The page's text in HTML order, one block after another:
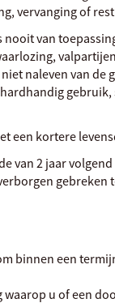
vervanging of
van
naleven van
een kortere
van 2 jaar
gebreken
binnen een
u of een